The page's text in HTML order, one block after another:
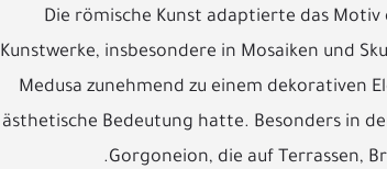
Die römische Kunst adaptierte das
Kunstwerke, insbesondere in Mosaiken und
Medusa zunehmend zu einem dekorativen
ästhetische Bedeutung hatte. Besonders in
Gorgoneion, die auf Terrassen,